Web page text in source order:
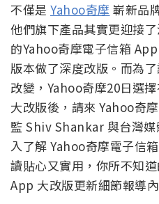
不僅是 Yahoo奇摩 嶄新品
他們旗下產品其實更迎接
的Yahoo奇摩電子信箱
版本做了深度改版。而為
改變，Yahoo奇摩20日選
大改版後，請來 Yahoo奇
監 Shiv Shankar 與台灣
入了解 Yahoo奇摩電子信
讀貼心又實用，你所不知
App 大改版更新細節報導內